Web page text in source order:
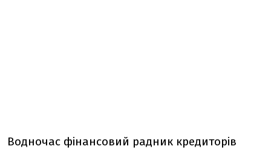
Водночас фінансовий радник кредиторів